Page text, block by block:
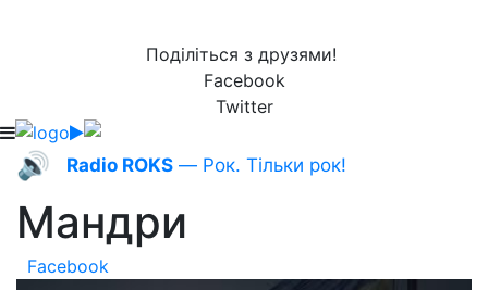
Поділіться з друзями!
Facebook
Twitter
🔊 Radio ROKS — Рок. Тільки рок!
Мандри
Facebook